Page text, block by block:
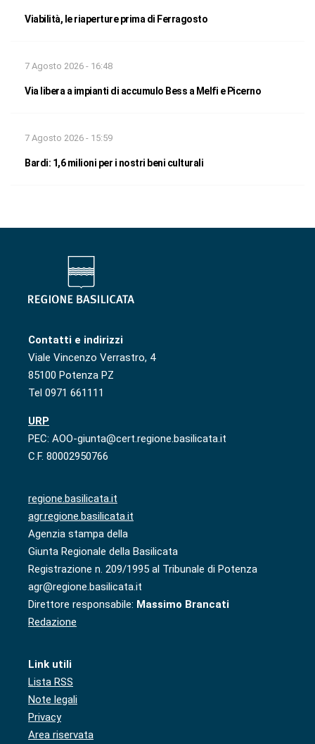
Viabilità, le riaperture prima di Ferragosto
7 Agosto 2026 - 16:48
Via libera a impianti di accumulo Bess a Melfi e Picerno
7 Agosto 2026 - 15:59
Bardi: 1,6 milioni per i nostri beni culturali
Contatti e indirizzi
Viale Vincenzo Verrastro, 4
85100 Potenza PZ
Tel 0971 661111
URP
PEC: AOO-giunta@cert.regione.basilicata.it
C.F. 80002950766
regione.basilicata.it
agr.regione.basilicata.it
Agenzia stampa della
Giunta Regionale della Basilicata
Registrazione n. 209/1995 al Tribunale di Potenza
agr@regione.basilicata.it
Direttore responsabile: Massimo Brancati
Redazione
Link utili
Lista RSS
Note legali
Privacy
Area riservata